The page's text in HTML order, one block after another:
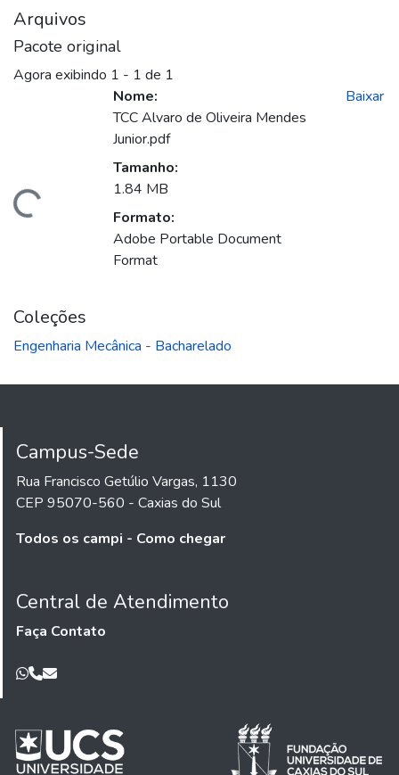
Arquivos
Pacote original
Agora exibindo 1 - 1 de 1
Nome:
TCC Alvaro de Oliveira Mendes
Junior.pdf
Tamanho:
1.84 MB
Formato:
Adobe Portable Document
Format
Baixar
Coleções
Engenharia Mecânica - Bacharelado
Campus-Sede
Rua Francisco Getúlio Vargas, 1130
CEP 95070-560 - Caxias do Sul
Todos os campi - Como chegar
Central de Atendimento
Faça Contato